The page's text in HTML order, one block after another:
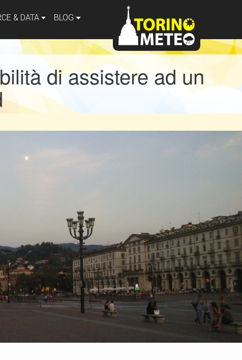
& DATA BLOG
di assistere ad un